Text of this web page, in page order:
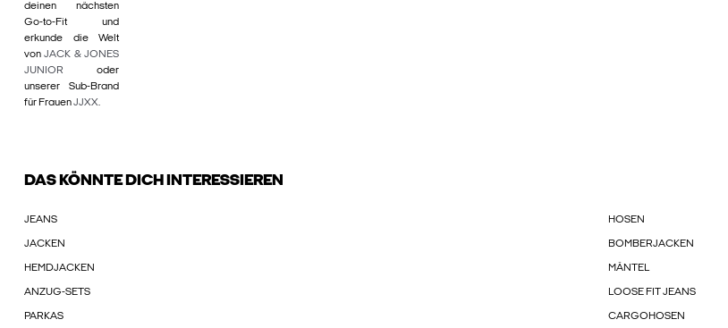
deinen nächsten
Go-to-Fit und
erkunde die Welt
vonJACK & JONES
JUNIOR oder
unserer Sub-Brand
für FrauenJJXX.
DAS KÖNNTE DICH INTERESSIEREN
JEANS HOSEN
JACKEN BOMBERJACKEN
HEMDJACKEN MÄNTEL
ANZUG-SETS LOOSE FIT JEANS
PARKAS CARGOHOSEN